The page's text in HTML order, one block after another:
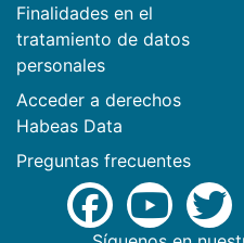
Finalidades en el
tratamiento de datos
personales
Acceder a derechos
Habeas Data
Preguntas frecuentes